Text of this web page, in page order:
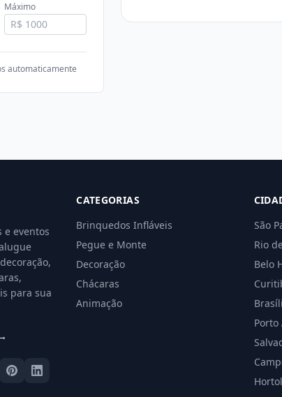
Máximo
automaticamente
e eventos
para sua
CATEGORIAS
Brinquedos Infláveis
Pegue e Monte
Decoração
Chácaras
Animação
São
Rio
Belo
Porto